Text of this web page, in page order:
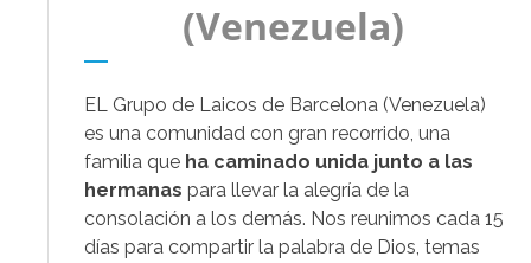
(Venezuela)
EL Grupo de Laicos de Barcelona (Venezuela)
es una comunidad con gran recorrido, una
familia que ha caminado unida junto a las
hermanas para llevar la alegría de la
consolación a los demás. Nos reunimos cada 15
días para compartir la palabra de Dios, temas